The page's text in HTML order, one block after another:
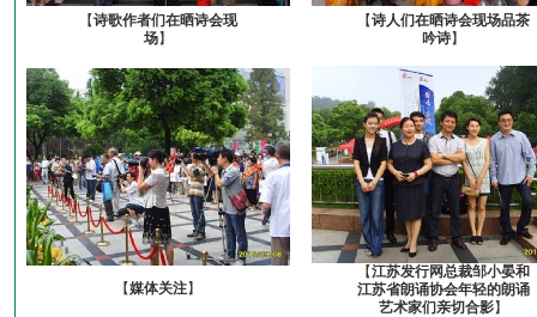
【诗歌作者们在晒诗会现
场】
【诗人们在晒诗会现场品茶
吟诗】
【媒体关注】
【江苏发行网总裁邹小晏和
江苏省朗诵协会年轻的朗诵
艺术家们亲切合影】